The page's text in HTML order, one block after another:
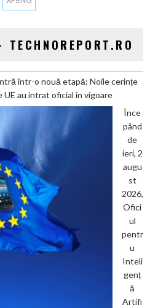
într-o nouă etapă: Noile cerințe
UE au intrat oficial în vigoare
Înce
pând
de
ieri, 2
augu
st
2026,
Ofici
ul
pentr
u
Inteli
genț
ă
Artifi